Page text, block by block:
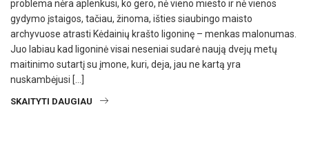
problema nėra aplenkusi, ko gero, nė vieno miesto ir nė vienos
gydymo įstaigos, tačiau, žinoma, išties siaubingo maisto
archyvuose atrasti Kėdainių krašto ligoninę – menkas malonumas.
Juo labiau kad ligoninė visai neseniai sudarė naują dvejų metų
maitinimo sutartį su įmone, kuri, deja, jau ne kartą yra
nuskambėjusi […]
SKAITYTI DAUGIAU